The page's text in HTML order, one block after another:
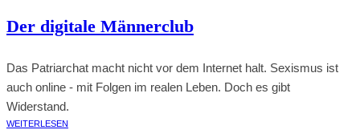
Der digitale Männerclub
Das Patriarchat macht nicht vor dem Internet halt. Sexismus ist
auch online - mit Folgen im realen Leben. Doch es gibt
Widerstand.
WEITERLESEN